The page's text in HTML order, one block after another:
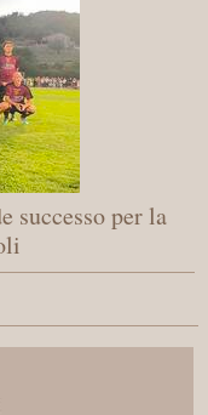
successo per la